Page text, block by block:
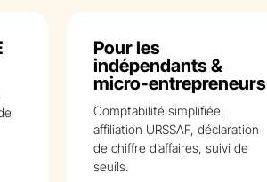
Pour les
indépendants &
micro-entrepreneurs
Comptabilité simplifiée,
affiliation URSSAF, déclaration
de chiffre d’affaires, suivi de
seuils.